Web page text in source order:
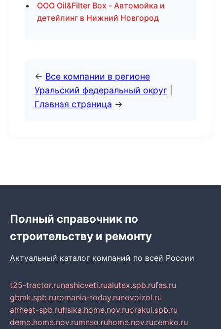
ООО Oil&Filter Box - Автомойка и
детейлинг в Нижний Новгород
← Все компании в регионе
Уральский федеральный округ
Главная страница →
Полный справочник по
строительству и ремонту
Актуальный каталог компаний по всей России
t25-tractor.runashicveti.rualutex.spb.rufas.ru
gbmk.spb.ruromania-today.runovoizol.ru
airheat-spb.rufisika.home.nov.ruorakul.spb.ru
demo.home.nov.rumnso.ruhome.nov.rucemko.ru